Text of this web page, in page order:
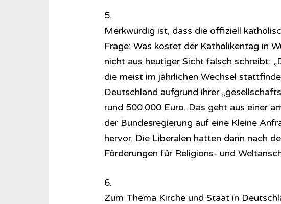
5.
Merkwürdig ist, dass die offiziell
Frage: Was kostet der Katholikentag in
nicht aus heutiger Sicht falsch schreibt:
die meist im jährlichen Wechsel
Deutschland aufgrund ihrer
rund 500.000 Euro. Das geht aus einer
der Bundesregierung auf eine Kleine
hervor. Die Liberalen hatten darin nach
Förderungen für Religions- und
6.
Zum Thema Kirche und Staat in